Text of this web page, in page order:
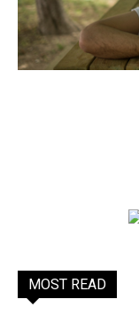
MOST READ